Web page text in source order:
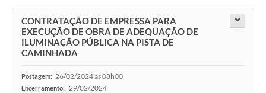
CONTRATAÇÃO DE EMPRESSA PARA
EXECUÇÃO DE OBRA DE ADEQUAÇÃO DE
ILUMINAÇÃO PÚBLICA NA PISTA DE
CAMINHADA
Postagem: 26/02/2024 às 08h00
Encerramento: 29/02/2024